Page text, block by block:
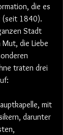
die es
(seit 1840).
Stadt
die Liebe
traten drei
mit
darunter